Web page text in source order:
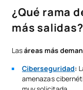
¿Qué rama
más salidas?
Lasáreas más
Ciberseguridad:
amenazas